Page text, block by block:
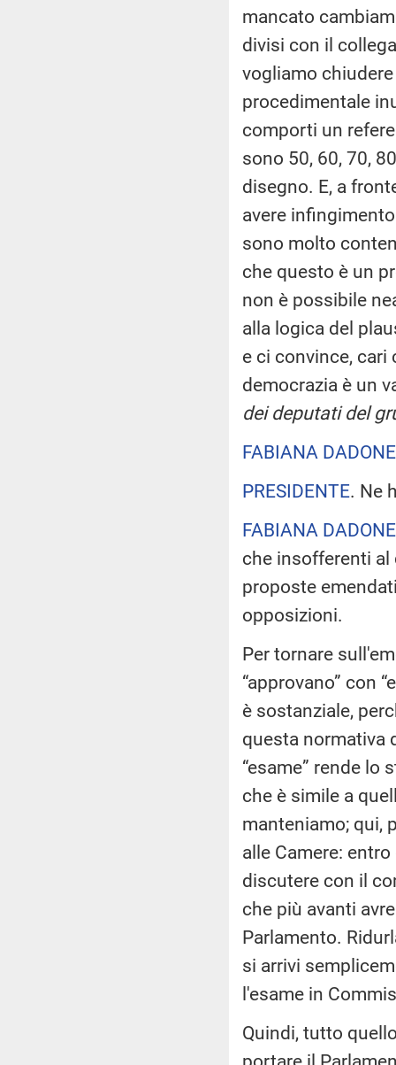
mancato
divisi con il
vogliamo
procedimentale
comporti un
sono 50, 60, 70,
disegno. E, a
avere
sono molto
che questo è un
non è possibile
alla logica del
e ci convince,
democrazia è un
dei deputati del
FABIANA DADONE
PRESIDENTE. Ne
FABIANA DADONE
che insofferenti
proposte
opposizioni.
Per tornare
“approvano” con
è sostanziale,
questa normativa
“esame” rende
che è simile a
manteniamo; qui,
alle Camere:
discutere con il
che più avanti
Parlamento.
si arrivi
l'esame in
Quindi, tutto